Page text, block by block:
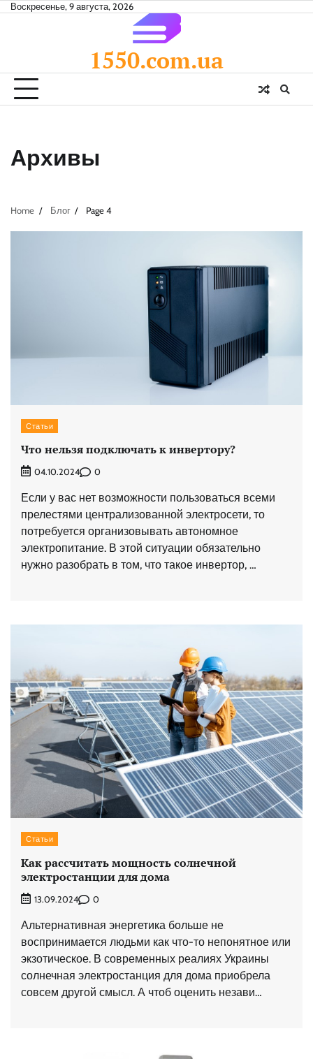
SkipВоскресенье, 9 августа, 2026
1550.com.ua
Архивы
Home Блог Page 4
Статьи
Что нельзя подключать к инвертору?
04.10.2024 0
Если у вас нет возможности пользоваться всеми
прелестями централизованной электросети, то
потребуется организовывать автономное
электропитание. В этой ситуации обязательно
нужно разобрать в том, что такое инвертор, …
Статьи
Как рассчитать мощность солнечной
электростанции для дома
13.09.2024 0
Альтернативная энергетика больше не
воспринимается людьми как что-то непонятное или
экзотическое. В современных реалиях Украины
солнечная электростанция для дома приобрела
совсем другой смысл. А чтоб оценить незави…